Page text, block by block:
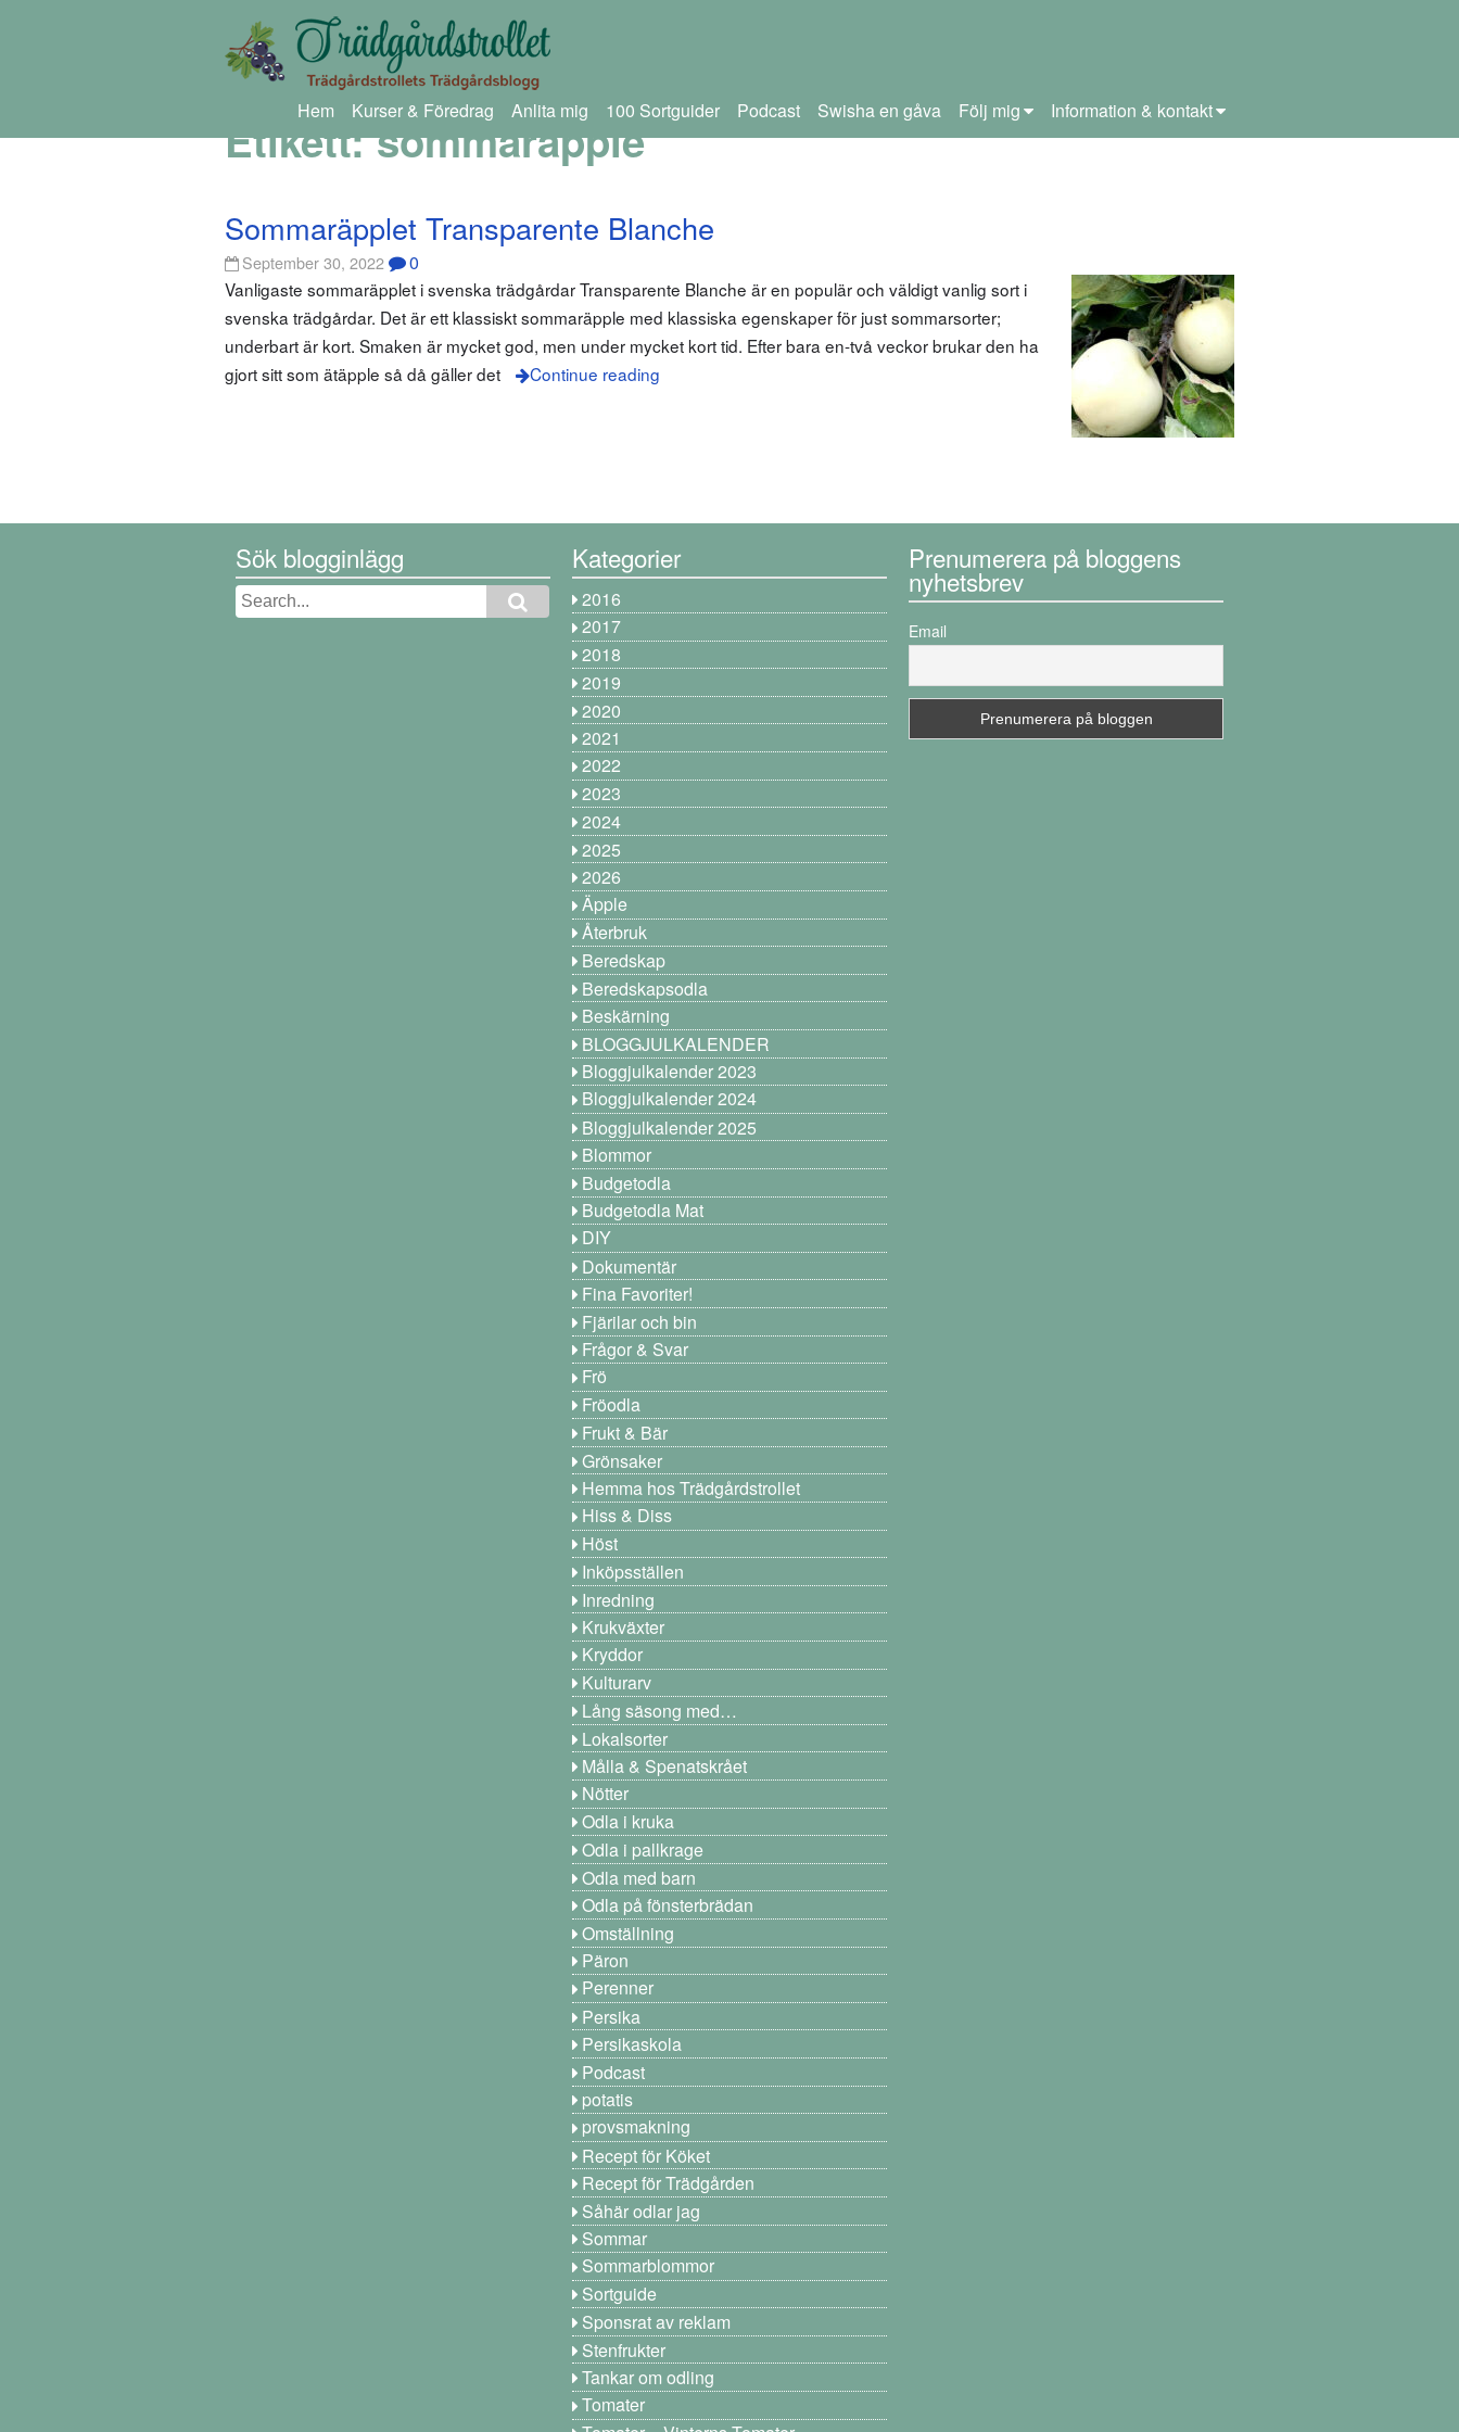
Hem Kurser & Föredrag Anlita mig 100 Sortguider Podcast Swisha en gåva Följ mig Information & kontakt
Etikett:sommaräpple
Sommaräpplet Transparente Blanche
September 30, 2022 0
Vanligaste sommaräpplet i svenska trädgårdar Transparente Blanche är en populär och väldigt vanlig sort i
svenska trädgårdar. Det är ett klassiskt sommaräpple med klassiska egenskaper för just sommarsorter;
underbart är kort. Smaken är mycket god, men under mycket kort tid. Efter bara en-två veckor brukar den ha
gjort sitt som ätäpple så då gäller det
Continue reading
Sök blogginlägg Kategorier
2016
2017
2018
2019
2020
2021
2022
2023
2024
2025
2026
Äpple
Återbruk
Beredskap
Beredskapsodla
Beskärning
BLOGGJULKALENDER
Bloggjulkalender 2023
Bloggjulkalender 2024
Bloggjulkalender 2025
Blommor
Budgetodla
Budgetodla Mat
DIY
Dokumentär
Fina Favoriter!
Fjärilar och bin
Frågor & Svar
Frö
Fröodla
Frukt & Bär
Grönsaker
Hemma hos Trädgårdstrollet
Hiss & Diss
Höst
Inköpsställen
Inredning
Krukväxter
Kryddor
Kulturarv
Lång säsong med…
Lokalsorter
Målla & Spenatskrået
Nötter
Odla i kruka
Odla i pallkrage
Odla med barn
Odla på fönsterbrädan
Omställning
Päron
Perenner
Persika
Persikaskola
Podcast
potatis
provsmakning
Recept för Köket
Recept för Trädgården
Såhär odlar jag
Sommar
Sommarblommor
Sortguide
Sponsrat av reklam
Stenfrukter
Tankar om odling
Tomater
Prenumerera på bloggens
nyhetsbrev
Email